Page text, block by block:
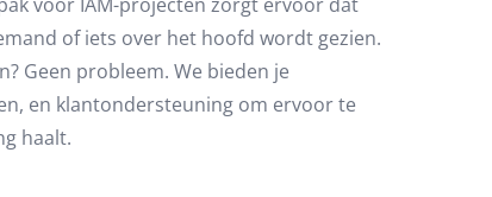
of iets over het hoofd wordt gezien.
Geen probleem. We bieden je
en klantondersteuning om ervoor te
haalt.